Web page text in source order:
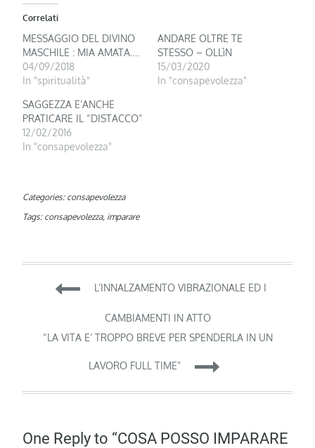
Correlati
MESSAGGIO DEL DIVINO
MASCHILE : MIA AMATA….
04/09/2018
In "spiritualità"
ANDARE OLTRE TE
STESSO – OLLìN
15/03/2020
In "consapevolezza"
SAGGEZZA E’ANCHE
PRATICARE IL “DISTACCO”
12/02/2016
In "consapevolezza"
Categories: consapevolezza
Tags: consapevolezza, imparare
Navigazione
articoli
L’INNALZAMENTO VIBRAZIONALE ED I
CAMBIAMENTI IN ATTO
“LA VITA E’ TROPPO BREVE PER SPENDERLA IN UN
LAVORO FULL TIME”
One Reply to “COSA POSSO IMPARARE